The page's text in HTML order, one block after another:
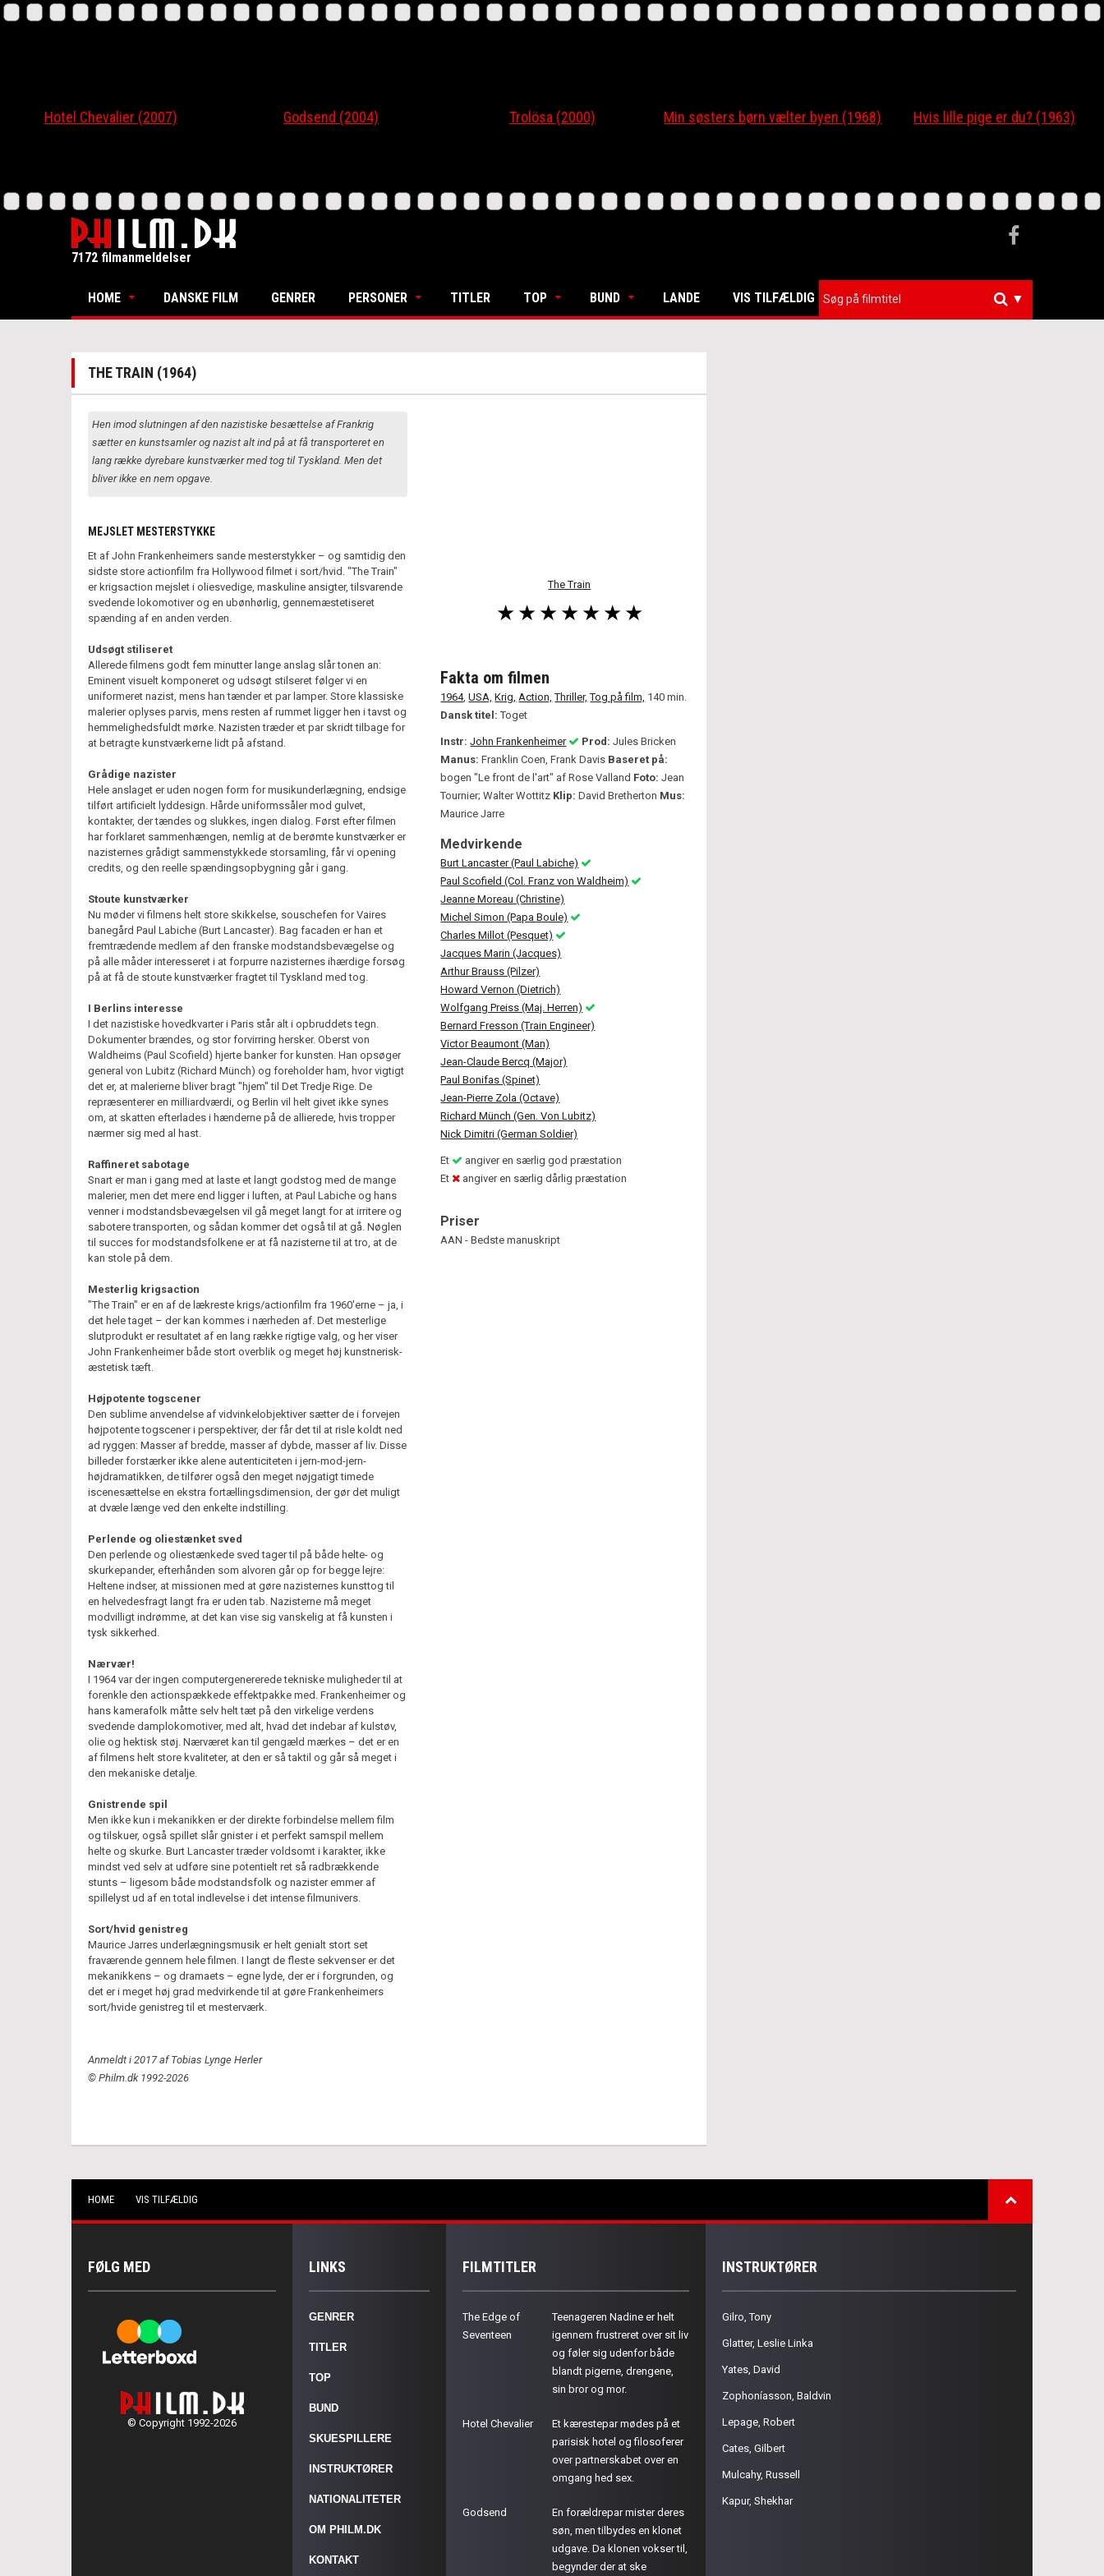
Hotel Chevalier (2007) Godsend (2004) Trolösa (2000) Min søsters børn vælter byen (1968) Hvis lille pige er du? (1963)
7172 filmanmeldelser
HOME DANSKE FILM GENRER PERSONER TITLER TOP BUND LANDE VIS TILFÆLDIG ▼
THE TRAIN (1964)
The Train
Hen imod slutningen af den nazistiske besættelse af Frankrig
sætter en kunstsamler og nazist alt ind på at få transporteret en
lang række dyrebare kunstværker med tog til Tyskland. Men det
bliver ikke en nem opgave.
MEJSLET MESTERSTYKKE
Et af John Frankenheimers sande mesterstykker – og samtidig den
sidste store actionfilm fra Hollywood filmet i sort/hvid. "The Train"
er krigsaction mejslet i oliesvedige, maskuline ansigter, tilsvarende
svedende lokomotiver og en ubønhørlig, gennemæstetiseret
spænding af en anden verden.
Udsøgt stiliseret
Allerede filmens godt fem minutter lange anslag slår tonen an:
Eminent visuelt komponeret og udsøgt stilseret følger vi en
uniformeret nazist, mens han tænder et par lamper. Store klassiske
malerier oplyses parvis, mens resten af rummet ligger hen i tavst og
hemmelighedsfuldt mørke. Nazisten træder et par skridt tilbage for
at betragte kunstværkerne lidt på afstand.
Grådige nazister
Hele anslaget er uden nogen form for musikunderlægning, endsige
tilført artificielt lyddesign. Hårde uniformssåler mod gulvet,
kontakter, der tændes og slukkes, ingen dialog. Først efter filmen
har forklaret sammenhængen, nemlig at de berømte kunstværker er
nazisternes grådigt sammenstykkede storsamling, får vi opening
credits, og den reelle spændingsopbygning går i gang.
Stoute kunstværker
Nu møder vi filmens helt store skikkelse, souschefen for Vaires
banegård Paul Labiche (Burt Lancaster). Bag facaden er han et
fremtrædende medlem af den franske modstandsbevægelse og
på alle måder interesseret i at forpurre nazisternes ihærdige forsøg
på at få de stoute kunstværker fragtet til Tyskland med tog.
I Berlins interesse
I det nazistiske hovedkvarter i Paris står alt i opbruddets tegn.
Dokumenter brændes, og stor forvirring hersker. Oberst von
Waldheims (Paul Scofield) hjerte banker for kunsten. Han opsøger
general von Lubitz (Richard Münch) og foreholder ham, hvor vigtigt
det er, at malerierne bliver bragt "hjem" til Det Tredje Rige. De
repræsenterer en milliardværdi, og Berlin vil helt givet ikke synes
om, at skatten efterlades i hænderne på de allierede, hvis tropper
nærmer sig med al hast.
Raffineret sabotage
Snart er man i gang med at laste et langt godstog med de mange
malerier, men det mere end ligger i luften, at Paul Labiche og hans
venner i modstandsbevægelsen vil gå meget langt for at irritere og
sabotere transporten, og sådan kommer det også til at gå. Nøglen
til succes for modstandsfolkene er at få nazisterne til at tro, at de
kan stole på dem.
Mesterlig krigsaction
"The Train" er en af de lækreste krigs/actionfilm fra 1960'erne – ja, i
det hele taget – der kan kommes i nærheden af. Det mesterlige
slutprodukt er resultatet af en lang række rigtige valg, og her viser
John Frankenheimer både stort overblik og meget høj kunstnerisk-
æstetisk tæft.
Højpotente togscener
Den sublime anvendelse af vidvinkelobjektiver sætter de i forvejen
højpotente togscener i perspektiver, der får det til at risle koldt ned
ad ryggen: Masser af bredde, masser af dybde, masser af liv. Disse
billeder forstærker ikke alene autenticiteten i jern-mod-jern-
højdramatikken, de tilfører også den meget nøjgatigt timede
iscenesættelse en ekstra fortællingsdimension, der gør det muligt
at dvæle længe ved den enkelte indstilling.
Perlende og oliestænket sved
Den perlende og oliestænkede sved tager til på både helte- og
skurkepander, efterhånden som alvoren går op for begge lejre:
Heltene indser, at missionen med at gøre nazisternes kunsttog til
en helvedesfragt langt fra er uden tab. Nazisterne må meget
modvilligt indrømme, at det kan vise sig vanskelig at få kunsten i
tysk sikkerhed.
Nærvær!
I 1964 var der ingen computergenererede tekniske muligheder til at
forenkle den actionspækkede effektpakke med. Frankenheimer og
hans kamerafolk måtte selv helt tæt på den virkelige verdens
svedende damplokomotiver, med alt, hvad det indebar af kulstøv,
olie og hektisk støj. Nærværet kan til gengæld mærkes – det er en
af filmens helt store kvaliteter, at den er så taktil og går så meget i
den mekaniske detalje.
Gnistrende spil
Men ikke kun i mekanikken er der direkte forbindelse mellem film
og tilskuer, også spillet slår gnister i et perfekt samspil mellem
helte og skurke. Burt Lancaster træder voldsomt i karakter, ikke
mindst ved selv at udføre sine potentielt ret så radbrækkende
stunts – ligesom både modstandsfolk og nazister emmer af
spillelyst ud af en total indlevelse i det intense filmunivers.
Sort/hvid genistreg
Maurice Jarres underlægningsmusik er helt genialt stort set
fraværende gennem hele filmen. I langt de fleste sekvenser er det
mekanikkens – og dramaets – egne lyde, der er i forgrunden, og
det er i meget høj grad medvirkende til at gøre Frankenheimers
sort/hvide genistreg til et mesterværk.
Anmeldt i 2017 af Tobias Lynge Herler
© Philm.dk 1992-2026
Fakta om filmen
1964,USA, Krig, Action, Thriller, Tog på film, 140 min.
Dansk titel:Toget
Instr: John Frankenheimer Prod: Jules Bricken
Manus: Franklin Coen, Frank Davis Baseret på:
bogen "Le front de l'art" af Rose Valland Foto: Jean
Tournier; Walter Wottitz Klip: David Bretherton Mus:
Maurice Jarre
Medvirkende
Burt Lancaster (Paul Labiche)
Paul Scofield (Col. Franz von Waldheim)
Jeanne Moreau (Christine)
Michel Simon (Papa Boule)
Charles Millot (Pesquet)
Jacques Marin (Jacques)
Arthur Brauss (Pilzer)
Howard Vernon (Dietrich)
Wolfgang Preiss (Maj. Herren)
Bernard Fresson (Train Engineer)
Victor Beaumont (Man)
Jean-Claude Bercq (Major)
Paul Bonifas (Spinet)
Jean-Pierre Zola (Octave)
Richard Münch (Gen. Von Lubitz)
Nick Dimitri (German Soldier)
Et
angiver en særlig god præstation
Et
angiver en særlig dårlig præstation
Priser
AAN - Bedste manuskript
HOME VIS TILFÆLDIG
FØLG MED
© Copyright 1992-2026
LINKS
GENRER
TITLER
TOP
BUND
SKUESPILLERE
INSTRUKTØRER
NATIONALITETER
OM PHILM.DK
KONTAKT
FILMTITLER
The Edge of
Seventeen
Teenageren Nadine er helt
igennem frustreret over sit liv
og føler sig udenfor både
blandt pigerne, drengene,
sin bror og mor.
Hotel Chevalier
Et kærestepar mødes på et
parisisk hotel og filosoferer
over partnerskabet over en
omgang hed sex.
Godsend
En forældrepar mister deres
søn, men tilbydes en klonet
udgave. Da klonen vokser til,
begynder der at ske
INSTRUKTØRER
Gilro, Tony
Glatter, Leslie Linka
Yates, David
Zophoníasson, Baldvin
Lepage, Robert
Cates, Gilbert
Mulcahy, Russell
Kapur, Shekhar